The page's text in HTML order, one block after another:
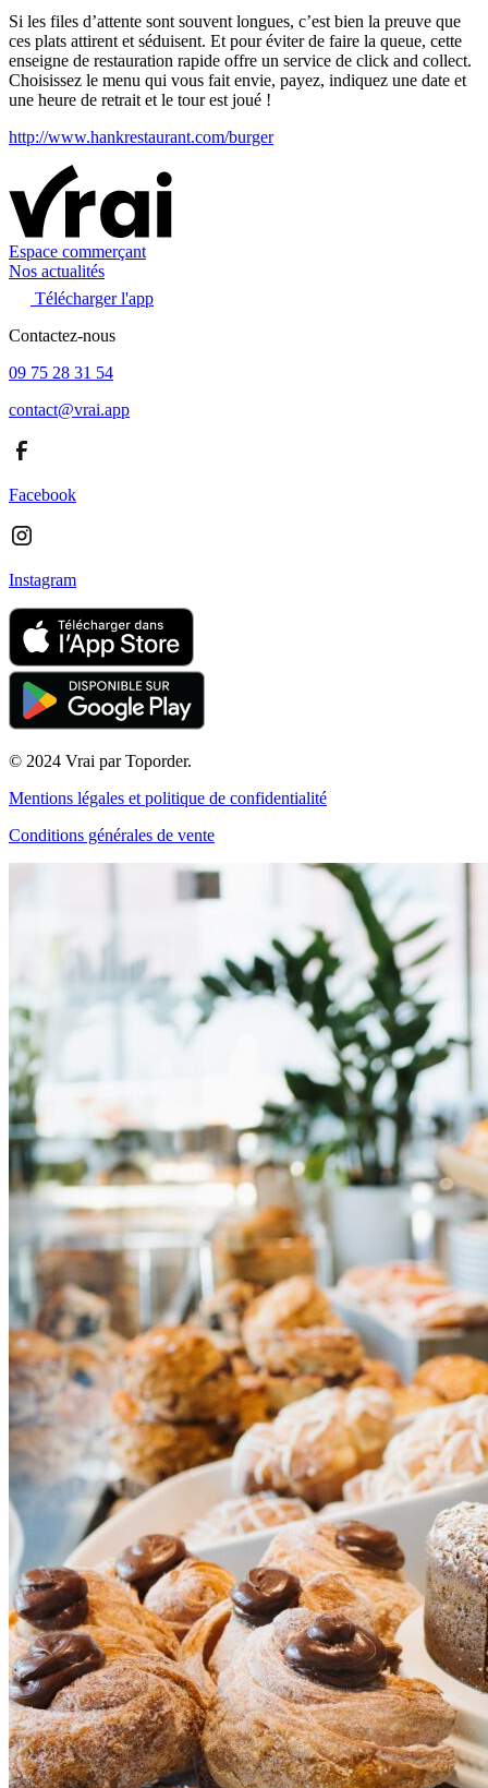
Si les files d’attente sont souvent longues, c’est bien la preuve que
ces plats attirent et séduisent. Et pour éviter de faire la queue, cette
enseigne de restauration rapide offre un service de click and collect.
Choisissez le menu qui vous fait envie, payez, indiquez une date et
une heure de retrait et le tour est joué !
http://www.hankrestaurant.com/burger
Espace commerçant
Nos actualités
Télécharger l'app
Contactez-nous
09 75 28 31 54
contact@vrai.app
Facebook
Instagram
© 2024 Vrai par Toporder.
Mentions légales et politique de confidentialité
Conditions générales de vente